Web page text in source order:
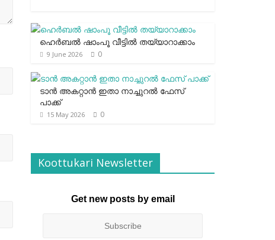
ഹെര്‍ബല്‍ ഷാംപൂ വീട്ടില്‍ തയ്യാറാക്കാം
9 June 2026 0
ടാന്‍ അകറ്റാന്‍ ഇതാ നാച്ചുറല്‍ ഫേസ്
പാക്ക്
15 May 2026 0
Koottukari Newsletter
Get new posts by email